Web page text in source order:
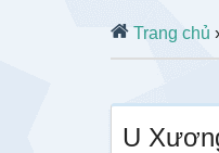
Trang chủ
U